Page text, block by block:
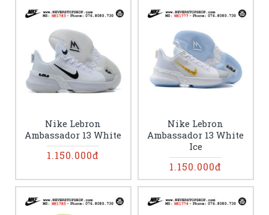
Nike Lebron
Ambassador 13 White
1.150.000đ
Nike Lebron
Ambassador 13 White
Ice
1.150.000đ